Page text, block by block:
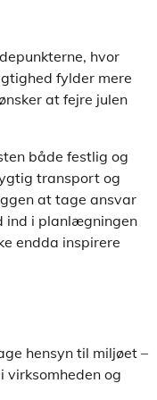
hvor
fylder mere
at fejre julen
både festlig og
transport og
at tage ansvar
ind i planlægningen
endda inspirere
hensyn til miljøet –
og